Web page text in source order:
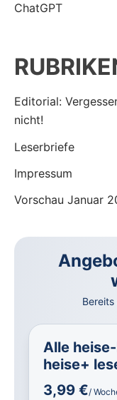
ChatGPT
Editorial:
nicht!
Leserbriefe
Impressum
Vorschau Januar
Alle
heise+
3,99 €/